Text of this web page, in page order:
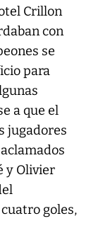
Crillon
con
se
para
a que el
jugadores
y Olivier
goles,